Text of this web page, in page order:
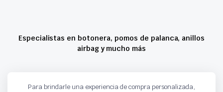
Especialistas en botonera, pomos de palanca, anillos
airbag y mucho más
Copyright 2024 © Motorche Autoparts. Todos los derechos reservados
Para brindarle una experiencia de compra personalizada,